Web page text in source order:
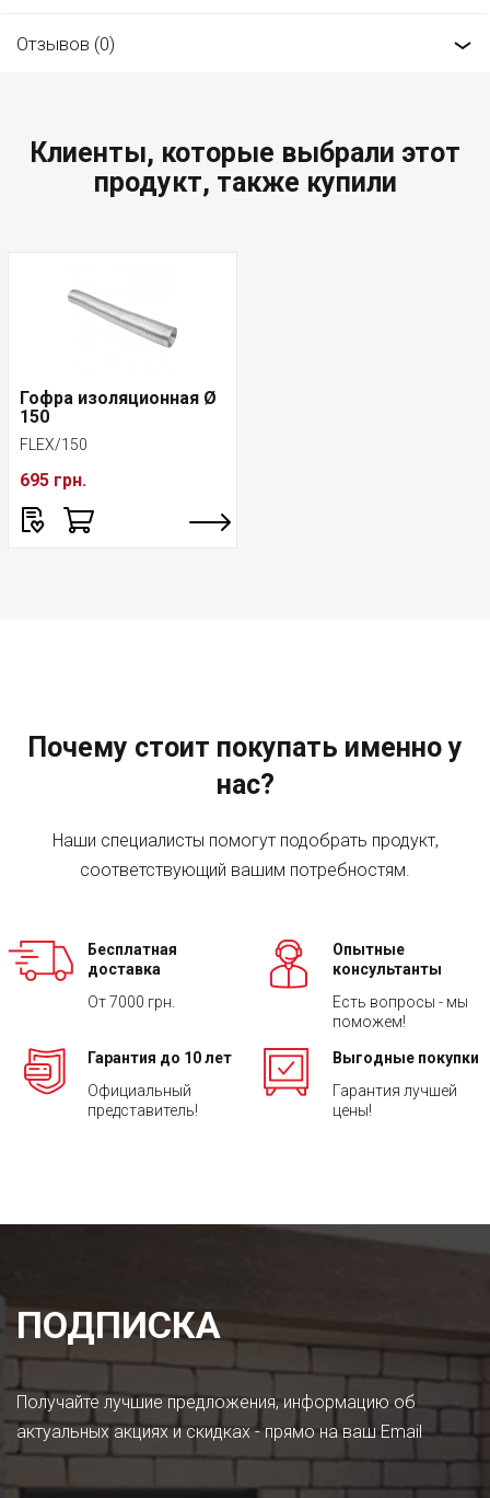
Отзывов (0)
Клиенты, которые выбрали этот
продукт, также купили
Гофра изоляционная Ø
150
FLEX/150
695 грн.
Почему стоит покупать именно у
нас?
Наши специалисты помогут подобрать продукт,
соответствующий вашим потребностям.
Бесплатная
доставка
От 7000 грн.
Опытные
консультанты
Есть вопросы - мы
поможем!
Гарантия до 10 лет
Официальный
представитель!
Выгодные покупки
Гарантия лучшей
цены!
ПОДПИСКА
Получайте лучшие предложения, информацию об
актуальных акциях и скидках - прямо на ваш Email